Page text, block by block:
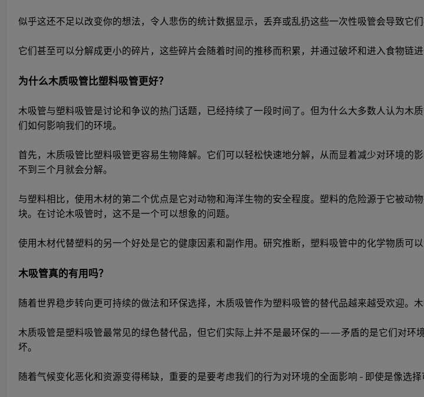
似乎这还不足以改变你的想法，令人悲伤的统计数据显示，丢弃或乱扔这些一次性吸管会导致它
它们甚至可以分解成更小的碎片，这些碎片会随着时间的推移而积累，并通过破坏和进入食物链进
为什么木质吸管比塑料吸管更好？
木吸管与塑料吸管是讨论和争议的热门话题，已经持续了一段时间了。但为什么大多数人认为
们如何影响我们的环境。
首先，木质吸管比塑料吸管更容易生物降解。它们可以轻松快速地分解，从而显着减少对环境
不到三个月就会分解。
与塑料相比，使用木材的第二个优点是它对动物和海洋生物的安全程度。塑料的危险源于它被动
块。在讨论木吸管时，这不是一个可以想象的问题。
使用木材代替塑料的另一个好处是它的健康因素和副作用。研究推断，塑料吸管中的化学物质
木吸管真的有用吗？
随着世界稳步转向更可持续的做法和环保选择，木质吸管作为塑料吸管的替代品越来越受欢迎。
木质吸管是塑料吸管最常见的绿色替代品，但它们实际上并不是最环保的——矛盾的是它们对环
坏。
随着气候变化恶化和资源变得稀缺，重要的是要考虑我们的行为对环境的全面影响 - 即使是像选